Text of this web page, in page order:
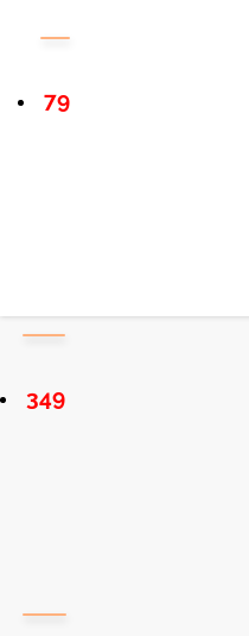
79
349